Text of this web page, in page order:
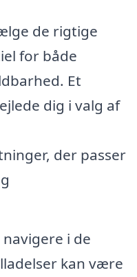
de rigtige
for både
Et
dig i valg af
der passer
navigere i de
kan være